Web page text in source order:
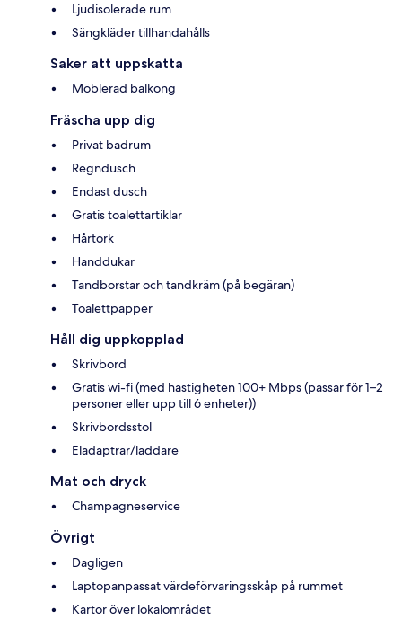
Ljudisolerade rum
Sängkläder tillhandahålls
Saker att uppskatta
Möblerad balkong
Fräscha upp dig
Privat badrum
Regndusch
Endast dusch
Gratis toalettartiklar
Hårtork
Handdukar
Tandborstar och tandkräm (på begäran)
Toalettpapper
Håll dig uppkopplad
Skrivbord
Gratis wi-fi (med hastigheten 100+ Mbps (passar för 1–2
personer eller upp till 6 enheter))
Skrivbordsstol
Eladaptrar/laddare
Mat och dryck
Champagneservice
Övrigt
Dagligen
Laptopanpassat värdeförvaringsskåp på rummet
Kartor över lokalområdet